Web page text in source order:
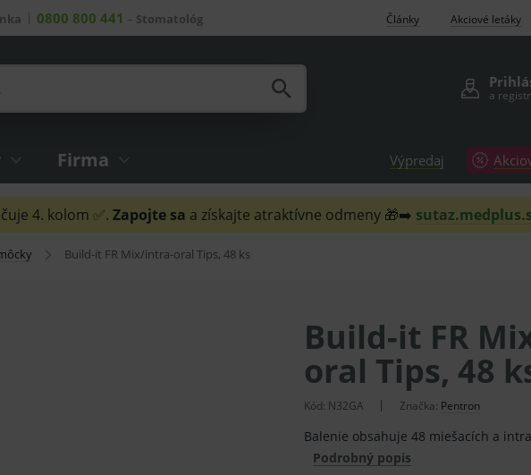
0800 800 441 – Stomatológ Články Akciové letáky
a
Firma Výpredaj
4. kolom ✅. Zapojte sa a získajte atraktívne odmeny 🎁➡️
Build-it FR Mix/intra-oral Tips, 48 ks
Build-it FR
oral Tips, 48
Kód: N32GA Značka: Pentron
Balenie obsahuje 48 miešacích a
Podrobný popis